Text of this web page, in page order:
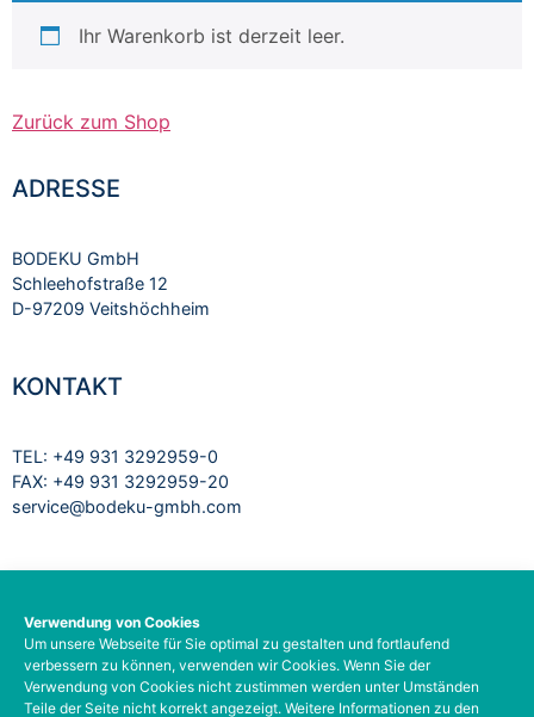
Verwendung von Cookies
Um unsere Webseite für Sie optimal zu gestalten und fortlaufend
verbessern zu können, verwenden wir Cookies. Wenn Sie der
Verwendung von Cookies nicht zustimmen werden unter Umständen
Teile der Seite nicht korrekt angezeigt. Weitere Informationen zu den
Ihr Warenkorb ist derzeit leer.
Zurück zum Shop
ADRESSE
BODEKU GmbH
Schleehofstraße 12
D-97209 Veitshöchheim
KONTAKT
TEL: +49 931 3292959-0
FAX: +49 931 3292959-20
service@bodeku-gmbh.com
Impressum
Datenschutzbelehrung
AGB